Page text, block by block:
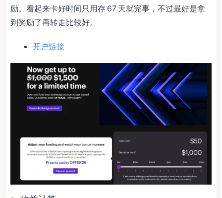
励。看起来卡好时间只用存 67 天就完事，不过最好是拿
到奖励了再转走比较好。
开户链接